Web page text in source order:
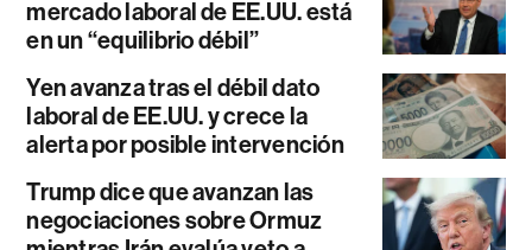
mercado laboral de EE.UU. está
en un “equilibrio débil”
Yen avanza tras el débil dato
laboral de EE.UU. y crece la
alerta por posible intervención
Trump dice que avanzan las
negociaciones sobre Ormuz